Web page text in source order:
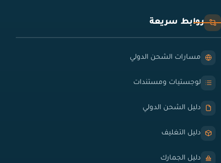
روابط سريعة
مسارات الشحن الدولي
لوجستيات ومستندات
دليل الشحن الدولي
دليل التغليف
دليل الجمارك